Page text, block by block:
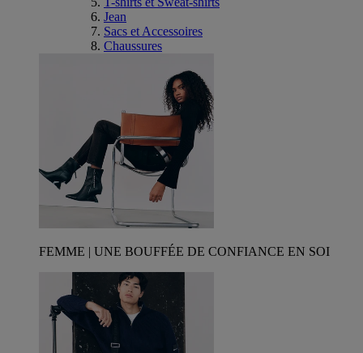
Jean
Sacs et Accessoires
Chaussures
FEMME | UNE BOUFFÉE DE CONFIANCE EN SOI